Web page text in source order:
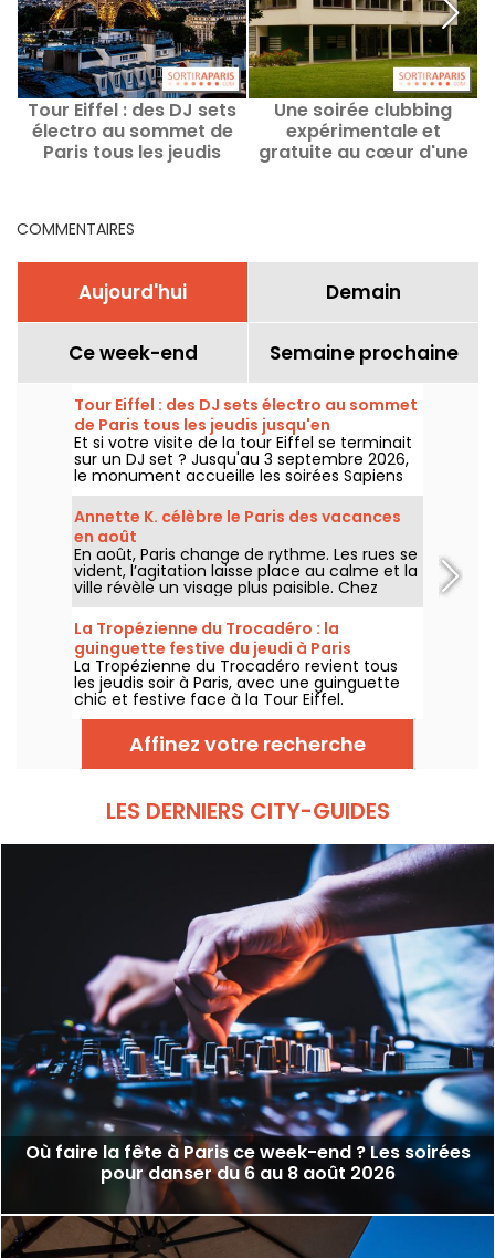
Tour Eiffel : des DJ sets
électro au sommet de
Paris tous les jeudis
Une soirée clubbing
expérimentale et
gratuite au cœur d'une
COMMENTAIRES
Aujourd'hui Demain
Ce week-end Semaine prochaine
Tour Eiffel : des DJ sets électro au sommet
de Paris tous les jeudis jusqu'en
septembre
Et si votre visite de la tour Eiffel se terminait
sur un DJ set ? Jusqu'au 3 septembre 2026,
le monument accueille les soirées Sapiens
Tower avec Agoria et plusieurs artistes de la
scène électro, chaque jeudi au premier
étage.
Annette K. célèbre le Paris des vacances
en août
En août, Paris change de rythme. Les rues se
vident, l’agitation laisse place au calme et la
ville révèle un visage plus paisible. Chez
Annette K., on profite de cette parenthèse
unique pour prolonger l’esprit des vacances,
les pieds presque dans l’eau, avant le retour
à la rentrée.
La Tropézienne du Trocadéro : la
guinguette festive du jeudi à Paris
La Tropézienne du Trocadéro revient tous
les jeudis soir à Paris, avec une guinguette
chic et festive face à la Tour Eiffel.
Affinez votre recherche
LES DERNIERS CITY-GUIDES
Où faire la fête à Paris ce week-end ? Les soirées
pour danser du 6 au 8 août 2026